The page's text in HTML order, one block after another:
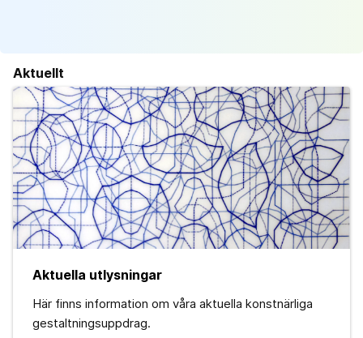
Aktuellt
Aktuella utlysningar
Här finns information om våra aktuella konstnärliga
gestaltningsuppdrag.